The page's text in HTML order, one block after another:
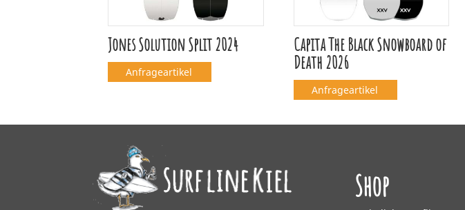
Jones Solution Split 2024
Anfrageartikel
Capita The Black Snowboard of
Death 2026
Anfrageartikel
Shop